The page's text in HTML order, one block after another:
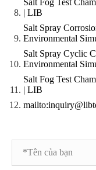
| LIB
Salt Spray
Environmental
Salt Spray Cyclic
Environmental
Salt Fog Test
| LIB